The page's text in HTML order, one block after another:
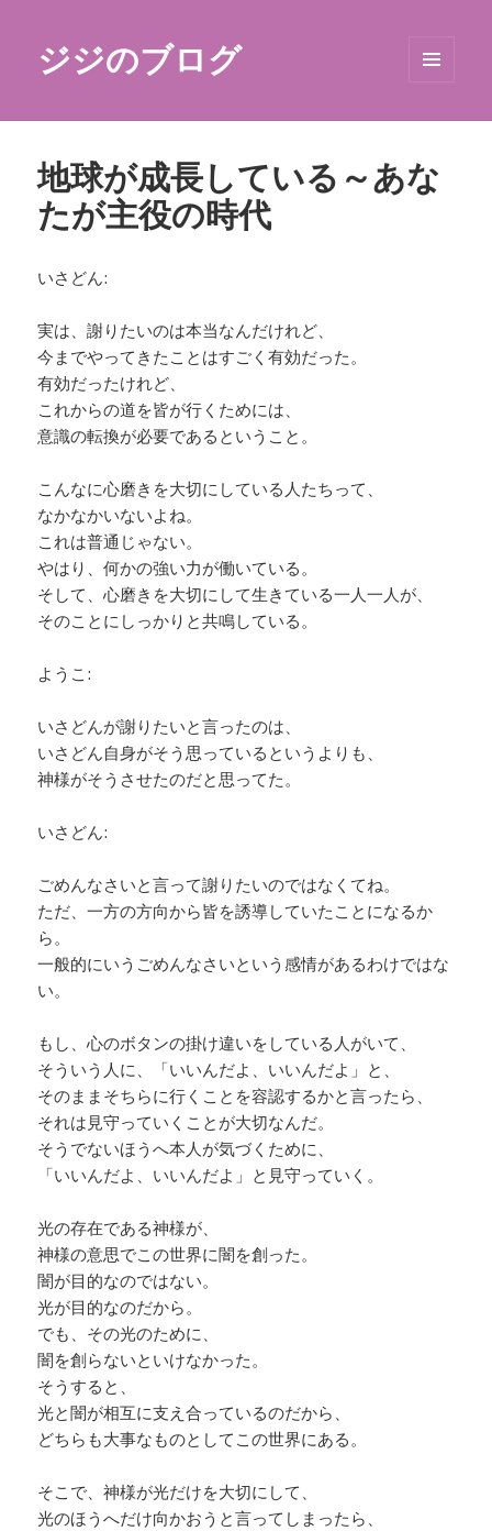
ジジのブログ
地球が成長している～あな
たが主役の時代
いさどん:
実は、謝りたいのは本当なんだけれど、
今までやってきたことはすごく有効だった。
有効だったけれど、
これからの道を皆が行くためには、
意識の転換が必要であるということ。
こんなに心磨きを大切にしている人たちって、
なかなかいないよね。
これは普通じゃない。
やはり、何かの強い力が働いている。
そして、心磨きを大切にして生きている一人一人が、
そのことにしっかりと共鳴している。
ようこ:
いさどんが謝りたいと言ったのは、
いさどん自身がそう思っているというよりも、
神様がそうさせたのだと思ってた。
いさどん:
ごめんなさいと言って謝りたいのではなくてね。
ただ、一方の方向から皆を誘導していたことになるか
ら。
一般的にいうごめんなさいという感情があるわけではな
い。
もし、心のボタンの掛け違いをしている人がいて、
そういう人に、「いいんだよ、いいんだよ」と、
そのままそちらに行くことを容認するかと言ったら、
それは見守っていくことが大切なんだ。
そうでないほうへ本人が気づくために、
「いいんだよ、いいんだよ」と見守っていく。
光の存在である神様が、
神様の意思でこの世界に闇を創った。
闇が目的なのではない。
光が目的なのだから。
でも、その光のために、
闇を創らないといけなかった。
そうすると、
光と闇が相互に支え合っているのだから、
どちらも大事なものとしてこの世界にある。
そこで、神様が光だけを大切にして、
光のほうへだけ向かおうと言ってしまったら、